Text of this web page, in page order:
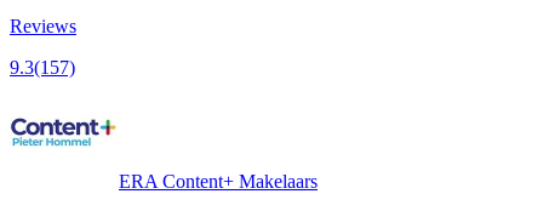
Reviews
9.3(157)
ERA Content+ Makelaars